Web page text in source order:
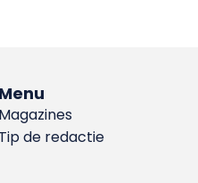
Menu
Magazines
Tip de redactie